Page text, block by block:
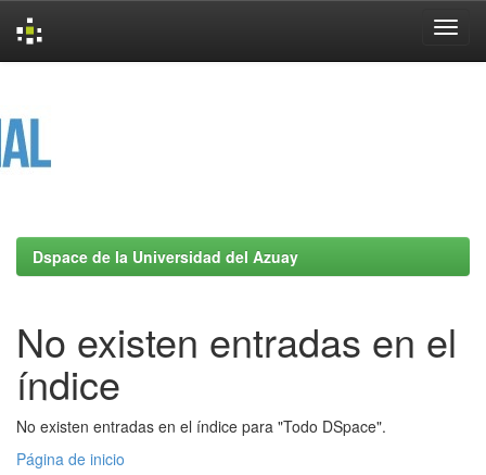
Dspace de la Universidad del Azuay
No existen entradas en el
índice
No existen entradas en el índice para "Todo DSpace".
Página de inicio